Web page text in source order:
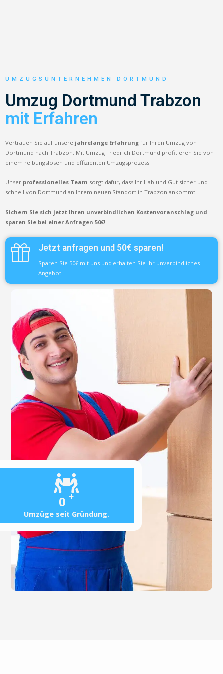
0 +
Umzüge seit Gründung.
UMZUGSUNTERNEHMEN DORTMUND
Umzug Dortmund Trabzon
mit Erfahren
Vertrauen Sie auf unsere jahrelange Erfahrung für Ihren Umzug von
Dortmund nach Trabzon. Mit Umzug Friedrich Dortmund profitieren Sie von
einem reibungslosen und effizienten Umzugsprozess.
Unser professionelles Team sorgt dafür, dass Ihr Hab und Gut sicher und
schnell von Dortmund an Ihrem neuen Standort in Trabzon ankommt.
Sichern Sie sich jetzt Ihren unverbindlichen Kostenvoranschlag und
sparen Sie bei einer Anfragen 50€!
Jetzt anfragen und 50€ sparen!
Sparen Sie 50€ mit uns und erhalten Sie Ihr unverbindliches
Angebot.